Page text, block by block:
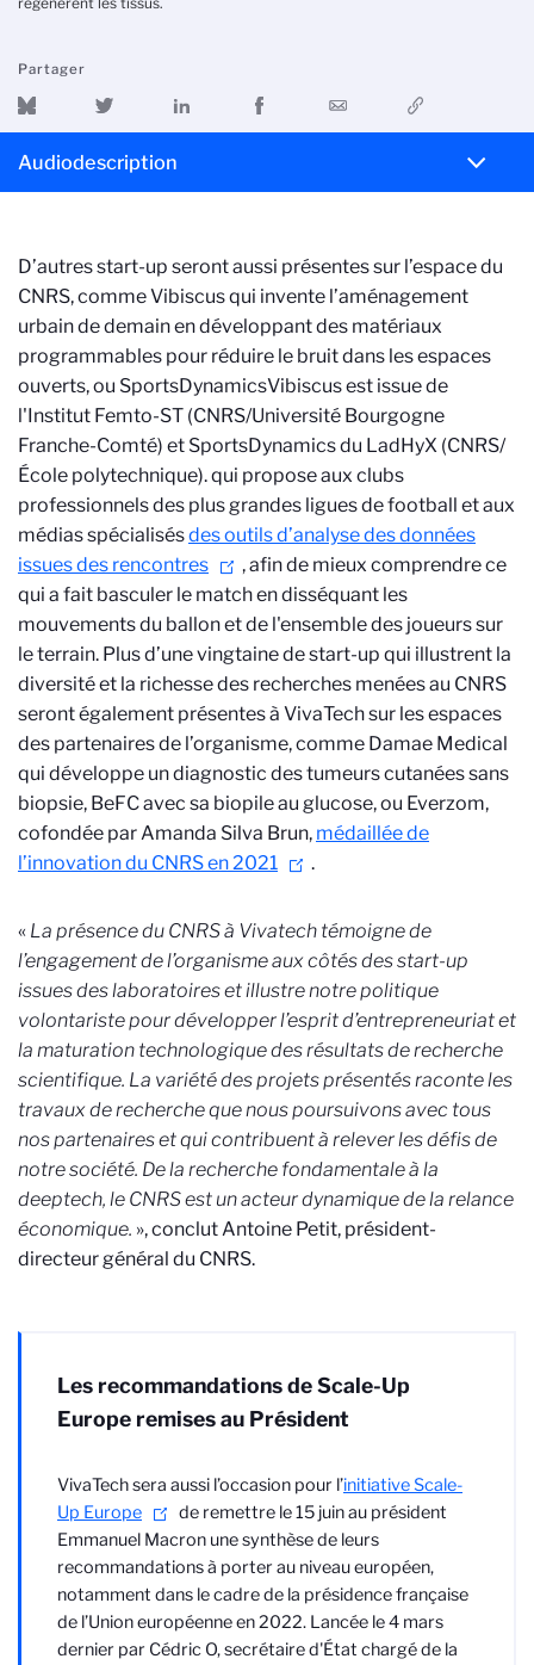
Partager
Audiodescription
D’autres start-up seront aussi présentes sur l’espace du
CNRS, comme Vibiscus qui invente l’aménagement
urbain de demain en développant des matériaux
programmables pour réduire le bruit dans les espaces
ouverts, ou SportsDynamicsVibiscus est issue de
l'Institut Femto-ST (CNRS/Université Bourgogne
Franche-Comté) et SportsDynamics du LadHyX (CNRS/
École polytechnique).qui propose aux clubs
professionnels des plus grandes ligues de football et aux
médias spécialisésdes outils d’analyse des données
issues des rencontres
, afin de mieux comprendre ce
qui a fait basculer le match en disséquant les
mouvements du ballon et de l'ensemble des joueurs sur
le terrain. Plus d’une vingtaine de start-up qui illustrent la
diversité et la richesse des recherches menées au CNRS
seront également présentes à VivaTech sur les espaces
des partenaires de l’organisme, comme Damae Medical
qui développe un diagnostic des tumeurs cutanées sans
biopsie, BeFC avec sa biopile au glucose, ou Everzom,
cofondée par Amanda Silva Brun, médaillée de
l’innovation du CNRS en 2021
.
« La présence du CNRS à Vivatech témoigne de
l’engagement de l’organisme aux côtés des start-up
issues des laboratoires et illustre notre politique
volontariste pour développer l’esprit d’entrepreneuriat et
la maturation technologique des résultats de recherche
scientifique. La variété des projets présentés raconte les
travaux de recherche que nous poursuivons avec tous
nos partenaires et qui contribuent à relever les défis de
notre société. De la recherche fondamentale à la
deeptech, le CNRS est un acteur dynamique de la relance
économique. », conclut Antoine Petit, président-
directeur général du CNRS.
Les recommandations de Scale-Up
Europe remises au Président
VivaTech sera aussi l’occasion pour l’initiative Scale-
Up Europe
de remettre le 15 juin au président
Emmanuel Macron une synthèse de leurs
recommandations à porter au niveau européen,
notamment dans le cadre de la présidence française
de l’Union européenne en 2022. Lancée le 4 mars
dernier par Cédric O, secrétaire d'État chargé de la